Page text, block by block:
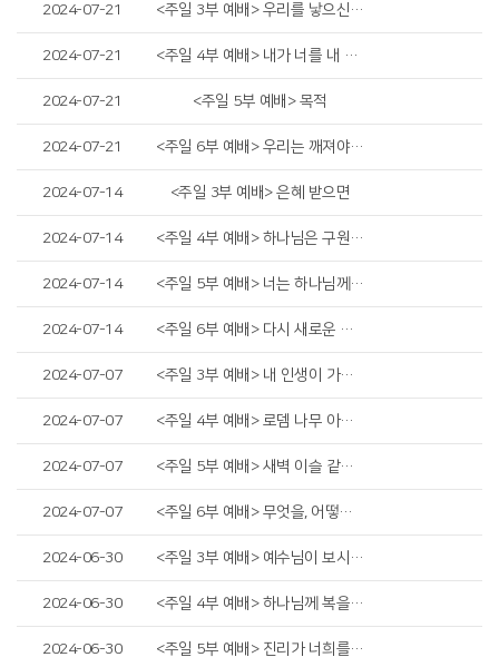
2024-07-21 <주일 3부 예배> 우리를 낳으신 하나님의 사랑
2024-07-21 <주일 4부 예배> 내가 너를 내 손바닥에 새겼고
2024-07-21 <주일 5부 예배> 목적
2024-07-21 <주일 6부 예배> 우리는 깨져야 합니다
2024-07-14 <주일 3부 예배> 은혜 받으면
2024-07-14 <주일 4부 예배> 하나님은 구원이시라
2024-07-14 <주일 5부 예배> 너는 하나님께 소망을 두라
2024-07-14 <주일 6부 예배> 다시 새로운 승리
2024-07-07 <주일 3부 예배> 내 인생이 가장 빛날 때
2024-07-07 <주일 4부 예배> 로뎀 나무 아래서
2024-07-07 <주일 5부 예배> 새벽 이슬 같은 청년
2024-07-07 <주일 6부 예배> 무엇을, 어떻게 지킬까?
2024-06-30 <주일 3부 예배> 예수님이 보시는 것
2024-06-30 <주일 4부 예배> 하나님께 복을 받은 자
2024-06-30 <주일 5부 예배> 진리가 너희를 자유케 하리라